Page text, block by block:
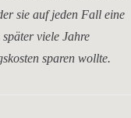
sie auf jeden Fall eine
viele Jahre
sparen wollte.